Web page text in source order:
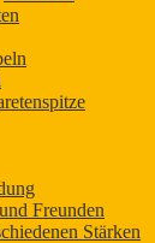
Freunden
Stärken